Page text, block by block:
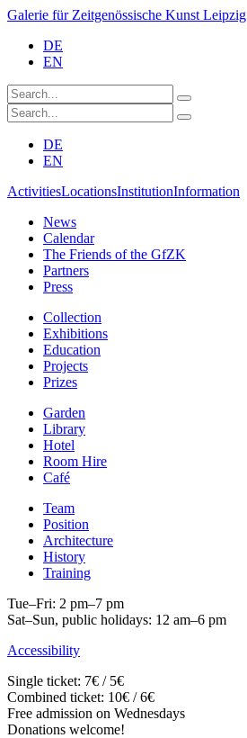
Galerie für Zeitgenössische Kunst Leipzig
DE
EN
DE
EN
ActivitiesLocationsInstitutionInformation
News
Calendar
The Friends of the GfZK
Partners
Press
Collection
Exhibitions
Education
Projects
Prizes
Garden
Library
Hotel
Room Hire
Café
Team
Position
Architecture
History
Training
Tue–Fri: 2 pm–7 pm
Sat–Sun, public holidays: 12 am–6 pm
Accessibility
Single ticket: 7€ / 5€
Combined ticket: 10€ / 6€
Free admission on Wednesdays
Donations welcome!